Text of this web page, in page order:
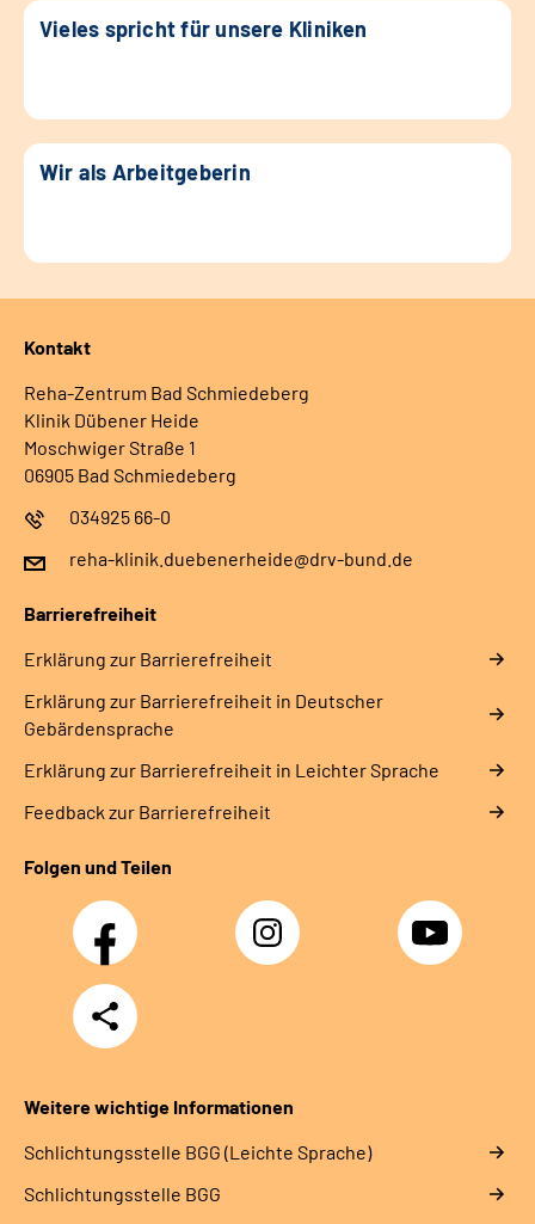
Vieles spricht für unsere Kliniken
Wir als Arbeitgeberin
Kontakt
Reha-Zentrum Bad Schmiedeberg
Klinik Dübener Heide
Moschwiger Straße 1
06905 Bad Schmiedeberg
034925 66-0
reha-klinik.duebenerheide@drv-bund.de
Barrierefreiheit
Erklärung zur Barrierefreiheit
Erklärung zur Barrierefreiheit in Deutscher
Gebärdensprache
Erklärung zur Barrierefreiheit in Leichter Sprache
Feedback zur Barrierefreiheit
Folgen und Teilen
Facebook Instagram YouTube
Teilen
Weitere wichtige Informationen
Schlich­tungs­stel­le BGG (Leichte Sprache)
Schlich­tungs­stel­le BGG